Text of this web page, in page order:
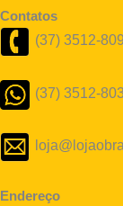
Contatos
(37) 3512-
(37) 3512-
Endereço